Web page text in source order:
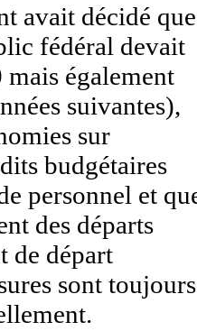
avait décidé que
fédéral devait
également
suivantes),
sur
budgétaires
personnel et
des départs
de départ
sont toujours